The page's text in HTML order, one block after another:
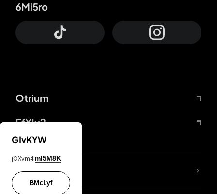
Otrium
FfYIy2
6Mi5ro
Lj7sBL
GIvKYW
jOXvm4 mI5M8K
BMcLyf